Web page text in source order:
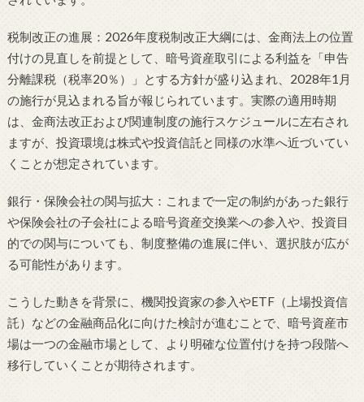
税制改正の進展：2026年度税制改正大綱には、金商法上の位置
付けの見直しを前提として、暗号資産取引による利益を「申告
分離課税（税率20％）」とする方針が盛り込まれ、2028年1月
の施行が見込まれる旨が報じられています。実際の適用時期
は、金商法改正および関連制度の施行スケジュールに左右され
ますが、投資環境は株式や投資信託と同様の水準へ近づいてい
くことが想定されています。
銀行・保険会社の関与拡大：これまで一定の制約があった銀行
や保険会社の子会社による暗号資産交換業への参入や、投資目
的での関与についても、制度整備の進展に伴い、選択肢が広が
る可能性があります。
こうした動きを背景に、機関投資家の参入やETF（上場投資信
託）などの金融商品化に向けた検討が進むことで、暗号資産市
場は一つの金融市場として、より明確な位置付けを持つ段階へ
移行していくことが期待されます。